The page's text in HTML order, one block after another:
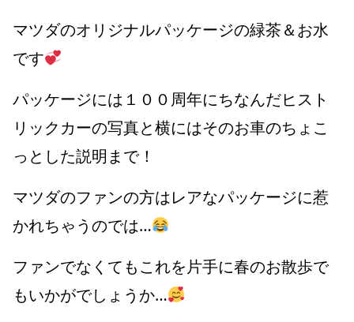
マツダのオリジナルパッケージの緑茶＆お水
です
パッケージには１００周年にちなんだヒスト
リックカーの写真と横にはそのお車のちょこ
っとした説明まで！
マツダのファンの方はレアなパッケージに惹
かれちゃうのでは…
ファンでなくてもこれを片手に春のお散歩で
もいかがでしょうか…